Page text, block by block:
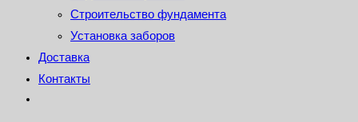
Строительство фундамента
Установка заборов
Доставка
Контакты